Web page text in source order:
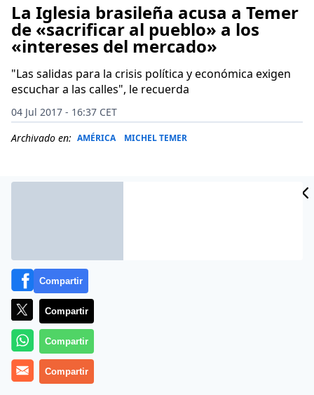
La Iglesia brasileña acusa a Temer
de «sacrificar al pueblo» a los
«intereses del mercado»
"Las salidas para la crisis política y económica exigen
escuchar a las calles", le recuerda
04 Jul 2017 - 16:37 CET
Archivado en: AMÉRICA MICHEL TEMER
(C. Doody/Agencias
grupos no son motivos suficientes para medidas
Compartir
Compartir
Compartir
Compartir